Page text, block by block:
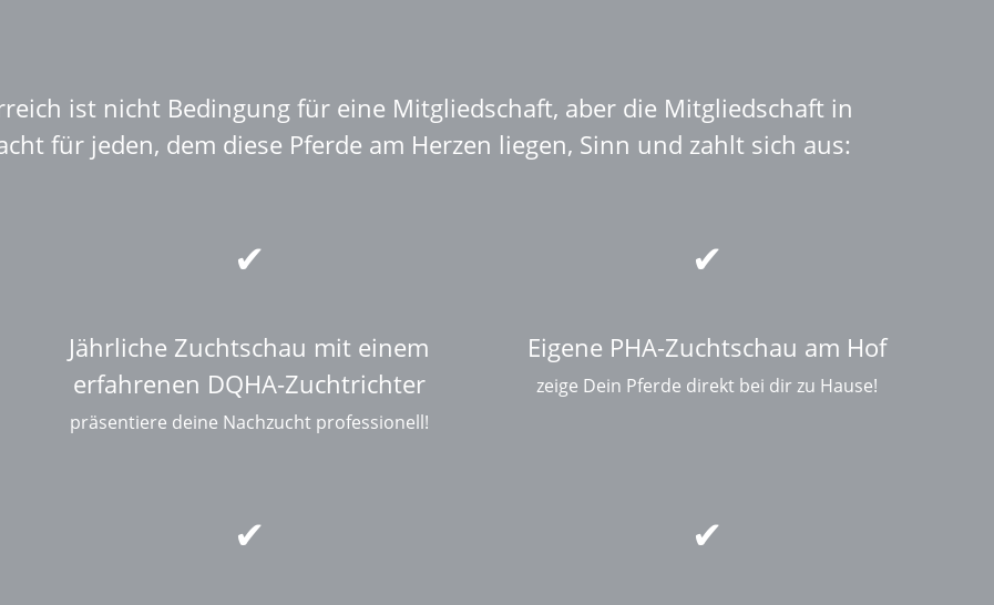
ist nicht Bedingung für eine Mitgliedschaft, aber die Mitgliedschaft in
für jeden, dem diese Pferde am Herzen liegen, Sinn und zahlt sich aus:
Jährliche Zuchtschau mit einem
erfahrenen DQHA-Zuchtrichter
präsentiere deine Nachzucht professionell!
Eigene PHA-Zuchtschau am Hof
zeige Dein Pferde direkt bei dir zu Hause!